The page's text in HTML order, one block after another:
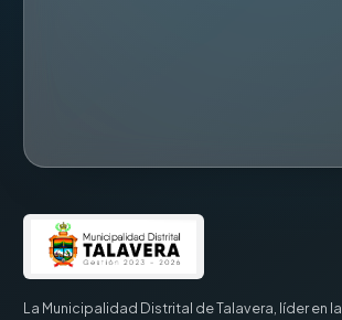
La Municipalidad Distrital de Talavera, líder en la